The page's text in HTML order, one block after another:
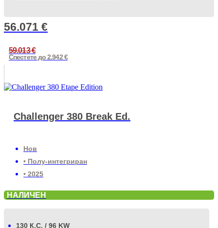
56.071 €
59.013€
Спестете до 2.942 €
Challenger 380 Break Ed.
Нов
• Полу-интегриран
• 2025
НАЛИЧЕН
130 К.С. / 96 KW